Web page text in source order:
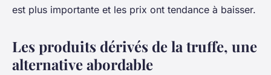
est plus importante et les prix ont tendance à baisser.
Les produits dérivés de la truffe, une
alternative abordable